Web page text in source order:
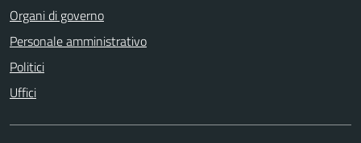
Organi di governo
Personale amministrativo
Politici
Uffici